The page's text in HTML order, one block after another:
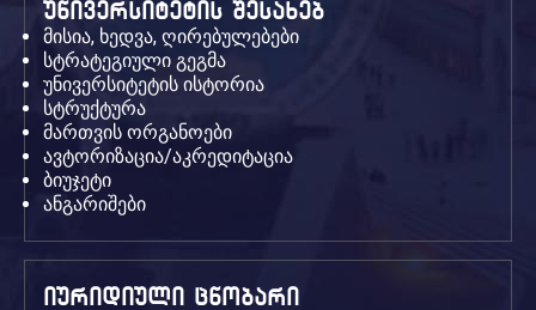
უნივერსიტეტის შესახებ
მისია, ხედვა, ღირებულებები
სტრატეგიული გეგმა
უნივერსიტეტის ისტორია
სტრუქტურა
მართვის ორგანოები
ავტორიზაცია/აკრედიტაცია
ბიუჯეტი
ანგარიშები
იურიდიული ცნობარი